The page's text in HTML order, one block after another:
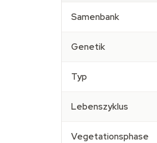
Samenbank
Genetik
Typ
Lebenszyklus
Vegetationsphase